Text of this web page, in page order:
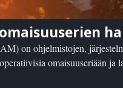
on ohjelmistojen,
omaisuuseriään ja